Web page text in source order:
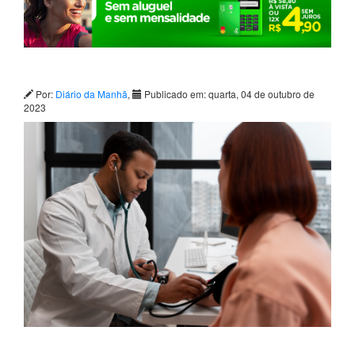
Por: Diário da Manhã,
Publicado em: quarta, 04 de outubro de
2023